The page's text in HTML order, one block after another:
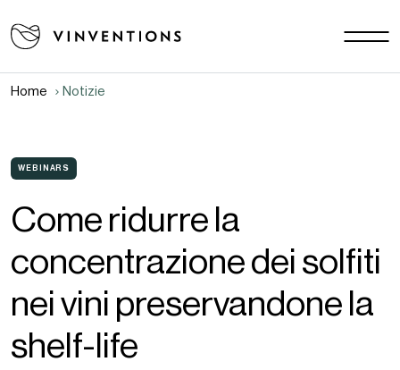
Le nostre soluzioni
Le vostre sfide
Contatti
Lavora con noi
Download area
Notizie
FAQ
Home Notizie
WEBINARS
Come ridurre la
concentrazione dei solfiti
nei vini preservandone la
shelf-life